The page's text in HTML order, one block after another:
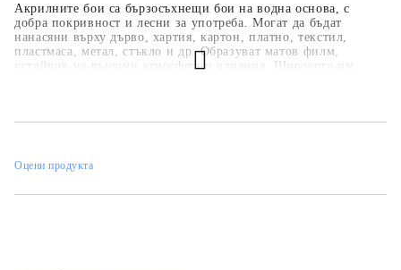
Акрилните бои са бързосъхнещи бои на водна основа, с
добра покривност и лесни за употреба. Могат да бъдат
нанасяни върху дърво, хартия, картон, платно, текстил,
пластмаса, метал, стъкло и др. Образуват матов филм,
устойчив на външни атмосферни влияния. Широкото им
цветова гама е над 35 цвята, но може да се произвеждат в над
Оцени продукта